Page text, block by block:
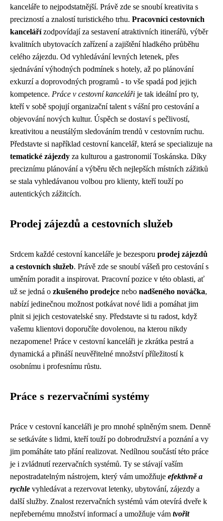
kanceláře to nejpodstatnější. Právě zde se snoubí kreativita s
precizností a znalostí turistického trhu. Pracovníci cestovních
kancelářízodpovídají za sestavení atraktivních itinerářů, výběr
kvalitních ubytovacích zařízení a zajištění hladkého průběhu
celého zájezdu. Od vyhledávání levných letenek, přes
sjednávání výhodných podmínek s hotely, až po plánování
exkurzí a doprovodných programů - to vše spadá pod jejich
kompetence. Práce v cestovní kanceláři je tak ideální pro ty,
kteří v sobě spojují organizační talent s vášní pro cestování a
objevování nových kultur. Úspěch se dostaví s pečlivostí,
kreativitou a neustálým sledováním trendů v cestovním ruchu.
Představte si například cestovní kancelář, která se specializuje na
tematické zájezdy za kulturou a gastronomií Toskánska. Díky
preciznímu plánování a výběru těch nejlepších místních zážitků
se stala vyhledávanou volbou pro klienty, kteří touží po
autentických zážitcích.
Prodej zájezdů a cestovních služeb
Srdcem každé cestovní kanceláře je bezesporu prodej zájezdů
a cestovních služeb. Právě zde se snoubí vášeň pro cestování s
uměním poradit a inspirovat. Pracovní pozice v této oblasti, ať
už se jedná o zkušeného prodejce nebo nadšeného nováčka,
nabízí jedinečnou možnost potkávat nové lidi a pomáhat jim
plnit si jejich cestovatelské sny. Představte si tu radost, když
vašemu klientovi doporučíte dovolenou, na kterou nikdy
nezapomene! Práce v cestovní kanceláři je zkrátka pestrá a
dynamická a přináší neuvěřitelné množství příležitostí k
osobnímu i profesnímu růstu.
Práce s rezervačními systémy
Práce v cestovní kanceláři je pro mnohé splněným snem. Denně
se setkáváte s lidmi, kteří touží po dobrodružství a poznání a vy
jim pomáháte tato přání realizovat. Nedílnou součástí této práce
je i zvládnutí rezervačních systémů. Ty se stávají vaším
nepostradatelným nástrojem, který vám umožňuje efektivně a
rychle vyhledávat a rezervovat letenky, ubytování, zájezdy a
další služby. Znalost rezervačních systémů vám otevírá dveře k
nepřebernému množství informací a umožňuje vám tvořit